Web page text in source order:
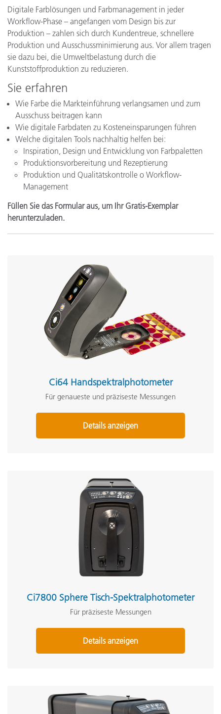
Digitale Farblösungen und Farbmanagement in jeder
Workflow-Phase – angefangen vom Design bis zur
Produktion – zahlen sich durch Kundentreue, schnellere
Produktion und Ausschussminimierung aus. Vor allem tragen
sie dazu bei, die Umweltbelastung durch die
Kunststoffproduktion zu reduzieren.
Sie erfahren
Wie Farbe die Markteinführung verlangsamen und zum
Ausschuss beitragen kann
Wie digitale Farbdaten zu Kosteneinsparungen führen
Welche digitalen Tools nachhaltig helfen bei:
Inspiration, Design und Entwicklung von Farbpaletten
Produktionsvorbereitung und Rezeptierung
Produktion und Qualitätskontrolle o Workflow-
Management
Füllen Sie das Formular aus, um Ihr Gratis-Exemplar
herunterzuladen.
Ci64 Handspektralphotometer
Für genaueste und präziseste Messungen
Details anzeigen
Ci7800 Sphere Tisch-Spektralphotometer
Für präziseste Messungen
Details anzeigen